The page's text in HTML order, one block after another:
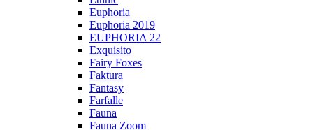
Euphoria
Euphoria 2019
EUPHORIA 22
Exquisito
Fairy Foxes
Faktura
Fantasy
Farfalle
Fauna
Fauna Zoom